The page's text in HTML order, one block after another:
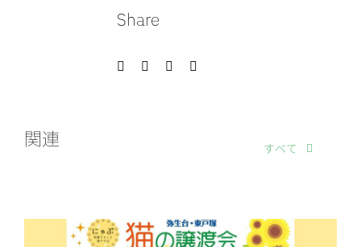
Share
関連 すべて